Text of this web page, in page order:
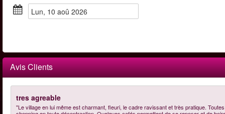
lun, 10 aoû 2026
Avis Clients
tres agreable
"Le village en lui même est charmant, fleuri, le cadre ravissant et très pratique.